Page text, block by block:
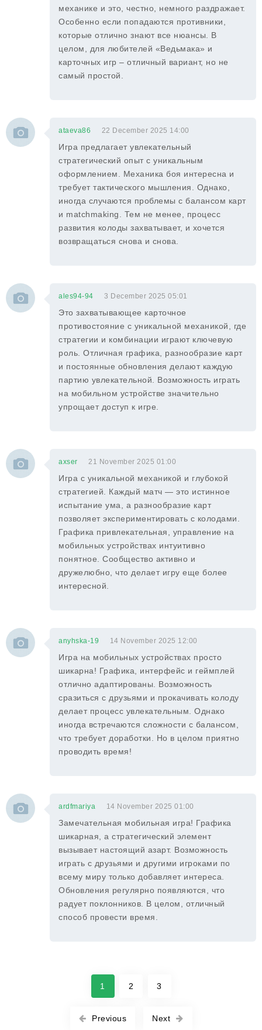
механике и это, честно, немного раздражает.
Особенно если попадаются противники,
которые отлично знают все нюансы. В
целом, для любителей «Ведьмака» и
карточных игр – отличный вариант, но не
самый простой.
ataeva86 22 December 2025 14:00
Игра предлагает увлекательный
стратегический опыт с уникальным
оформлением. Механика боя интересна и
требует тактического мышления. Однако,
иногда случаются проблемы с балансом карт
и matchmaking. Тем не менее, процесс
развития колоды захватывает, и хочется
возвращаться снова и снова.
ales94-94 3 December 2025 05:01
Это захватывающее карточное
противостояние с уникальной механикой, где
стратегии и комбинации играют ключевую
роль. Отличная графика, разнообразие карт
и постоянные обновления делают каждую
партию увлекательной. Возможность играть
на мобильном устройстве значительно
упрощает доступ к игре.
axser 21 November 2025 01:00
Игра с уникальной механикой и глубокой
стратегией. Каждый матч — это истинное
испытание ума, а разнообразие карт
позволяет экспериментировать с колодами.
Графика привлекательная, управление на
мобильных устройствах интуитивно
понятное. Сообщество активно и
дружелюбно, что делает игру еще более
интересной.
anyhska-19 14 November 2025 12:00
Игра на мобильных устройствах просто
шикарна! Графика, интерфейс и геймплей
отлично адаптированы. Возможность
сразиться с друзьями и прокачивать колоду
делает процесс увлекательным. Однако
иногда встречаются сложности с балансом,
что требует доработки. Но в целом приятно
проводить время!
ardfmariya 14 November 2025 01:00
Замечательная мобильная игра! Графика
шикарная, а стратегический элемент
вызывает настоящий азарт. Возможность
играть с друзьями и другими игроками по
всему миру только добавляет интереса.
Обновления регулярно появляются, что
радует поклонников. В целом, отличный
способ провести время.
Previous
1 2 3
Next